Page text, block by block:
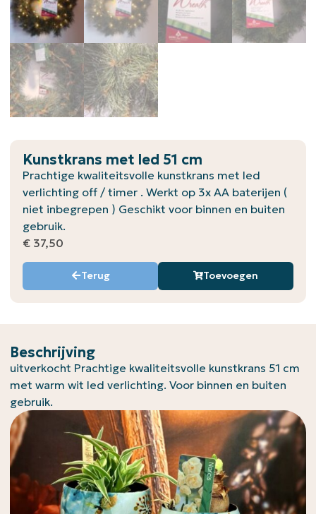
Kunstkrans met led 51 cm
Prachtige kwaliteitsvolle kunstkrans met led
verlichting off / timer . Werkt op 3x AA baterijen (
niet inbegrepen ) Geschikt voor binnen en buiten
gebruik.
€ 37,50
Terug Toevoegen
Beschrijving
uitverkocht Prachtige kwaliteitsvolle kunstkrans 51 cm
met warm wit led verlichting. Voor binnen en buiten
gebruik.